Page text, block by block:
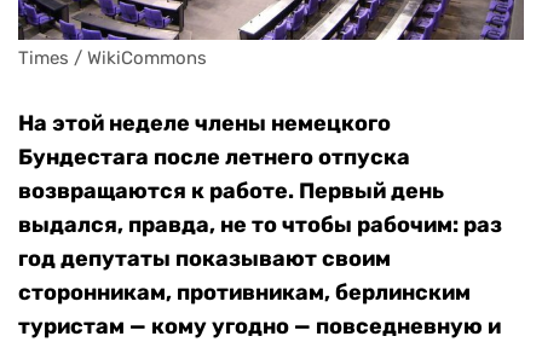
Times / WikiCommons
На этой неделе члены немецкого
Бундестага после летнего отпуска
возвращаются к работе. Первый день
выдался, правда, не то чтобы рабочим: раз
год депутаты показывают своим
сторонникам, противникам, берлинским
туристам — кому угодно — повседневную и